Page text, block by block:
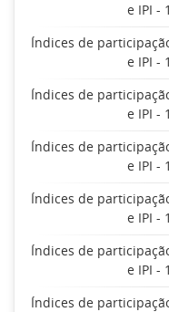
e IPI -
Índices de
e IPI -
Índices de
e IPI -
Índices de
e IPI -
Índices de
e IPI -
Índices de
e IPI -
Índices de